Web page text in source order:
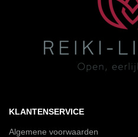
KLANTENSERVICE
Algemene voorwaarden